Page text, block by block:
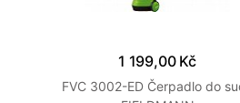
1 199,00 Kč
FVC 3002-ED Čerpadlo do